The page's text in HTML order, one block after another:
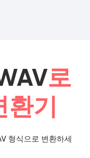
로
환기
형식으로 변환하세